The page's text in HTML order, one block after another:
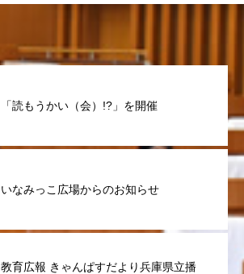
「読もうかい（会）!?」を開催
いなみっこ広場からのお知らせ
教育広報 きゃんぱすだより兵庫県立播